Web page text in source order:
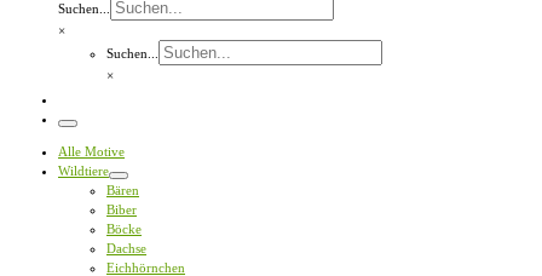
Suchen...
×
Suchen...
×
Menü
Alle Motive
Wildtiere
Bären
Biber
Böcke
Dachse
Eichhörnchen